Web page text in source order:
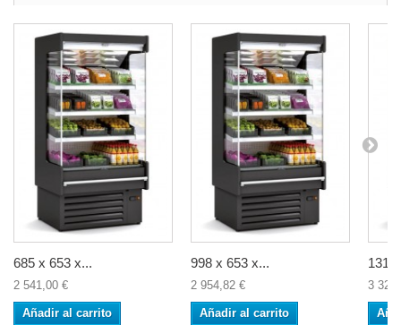
685 x 653 x...
2 541,00 €
Añadir al carrito
998 x 653 x...
2 954,82 €
Añadir al carrito
1310
3